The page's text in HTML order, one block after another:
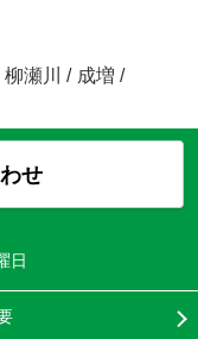
柳瀬川 / 成増 /
せ
日